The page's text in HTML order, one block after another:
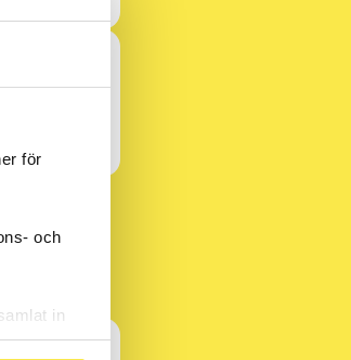
för
och
in